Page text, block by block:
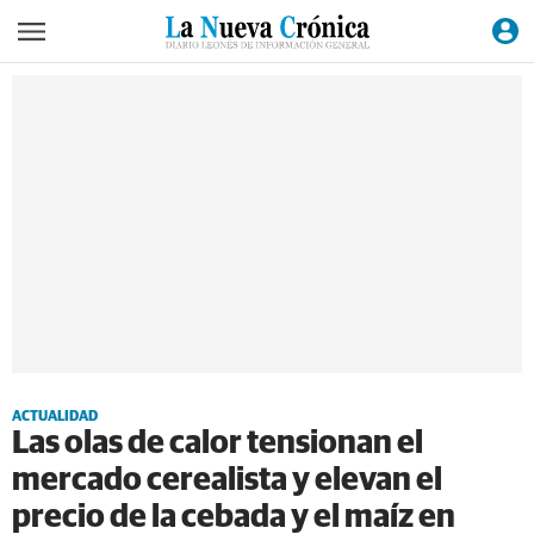
ACTUALIDAD
Las olas de calor tensionan el
mercado cerealista y elevan el
precio de la cebada y el maíz en